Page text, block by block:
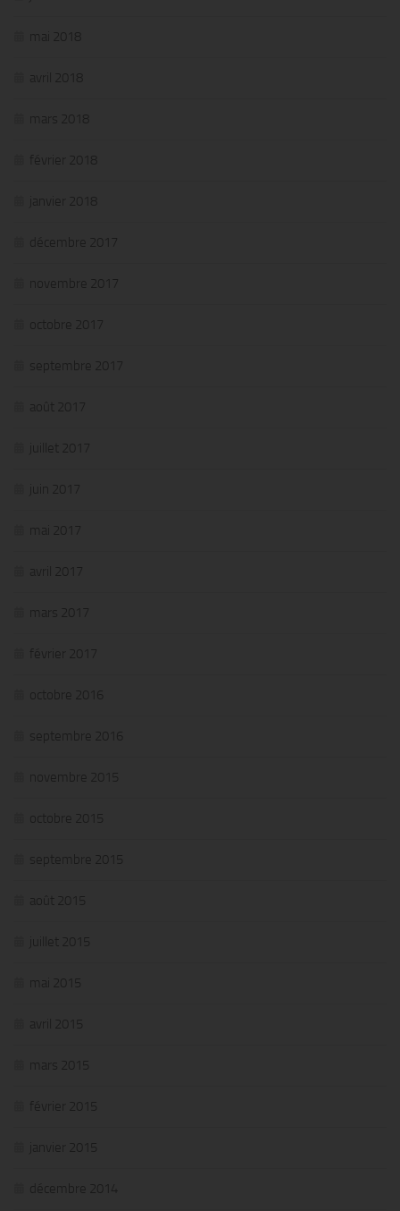
mai 2018
avril 2018
mars 2018
février 2018
janvier 2018
décembre 2017
novembre 2017
octobre 2017
septembre 2017
août 2017
juillet 2017
juin 2017
mai 2017
avril 2017
mars 2017
février 2017
octobre 2016
septembre 2016
novembre 2015
octobre 2015
septembre 2015
août 2015
juillet 2015
mai 2015
avril 2015
mars 2015
février 2015
janvier 2015
décembre 2014